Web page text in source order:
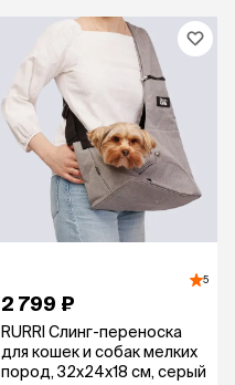
5
2 799 ₽
RURRI Слинг-переноска
для кошек и собак мелких
пород, 32x24x18 см, серый